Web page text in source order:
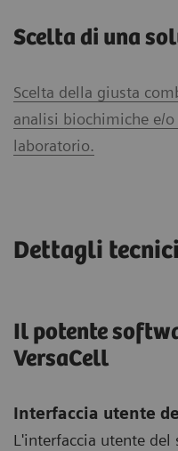
Scelta di una
Scelta della giusta
analisi biochimiche e/
laboratorio.
Dettagli tecnici
Il potente
VersaCell
Interfaccia utente
L'interfaccia utente del